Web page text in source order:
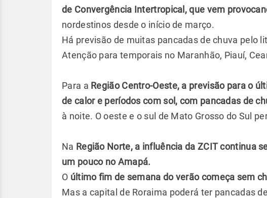
de Convergência Intertropical, que vem
nordestinos desde o início de março.
Há previsão de muitas pancadas de chuva pelo
Atenção para temporais no Maranhão, Piauí,
Para a Região Centro-Oeste, a previsão para o
de calor e períodos com sol, com pancadas de
à noite. O oeste e o sul de Mato Grosso do Sul
Na Região Norte, a influência da ZCIT continua
um pouco no Amapá.
O último fim de semana do verão começa sem
Mas a capital de Roraima poderá ter pancadas